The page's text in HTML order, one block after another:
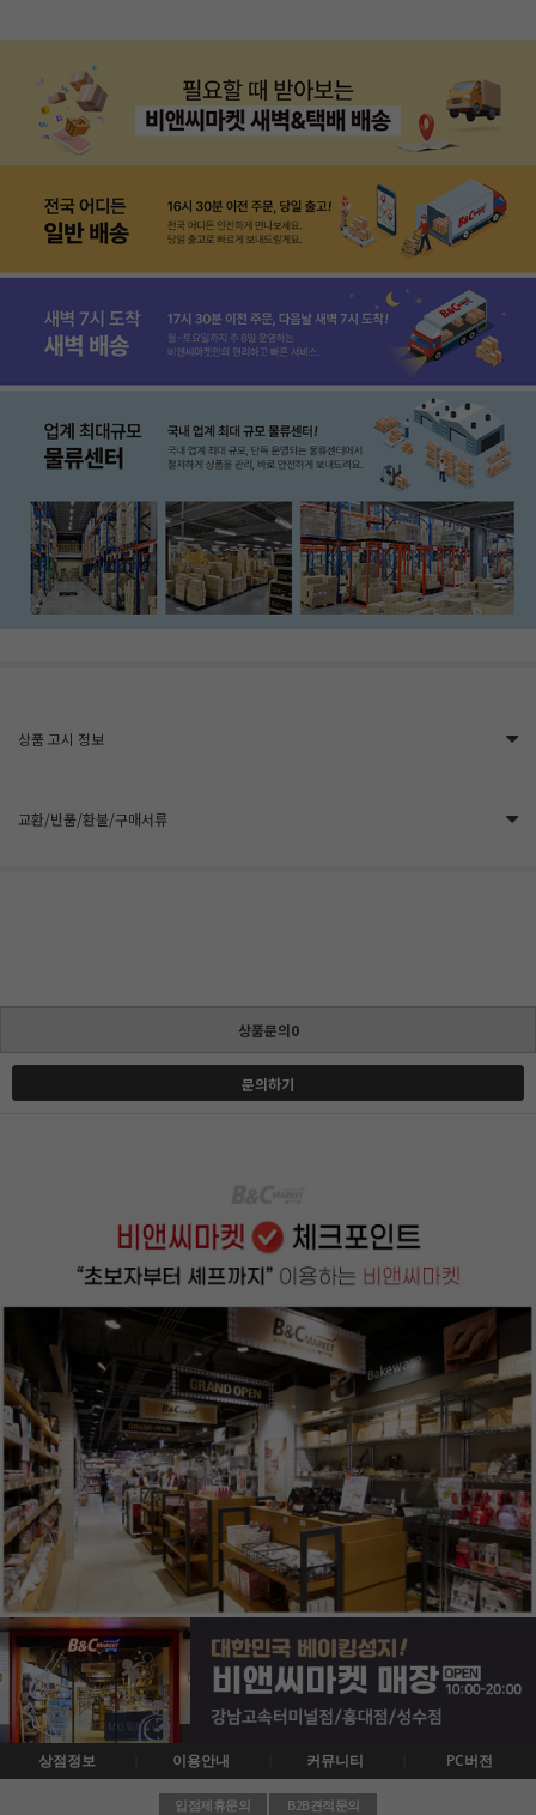
상품 고시 정보
교환/반품/환불/구매서류
상품문의0
문의하기
상점정보 이용안내 커뮤니티 PC버전
입점제휴문의 B2B견적문의